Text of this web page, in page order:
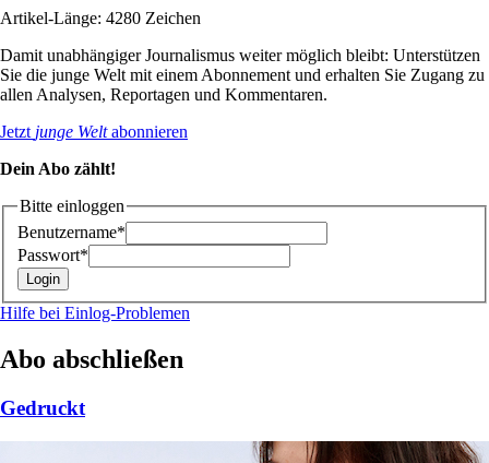
Artikel-Länge: 4280 Zeichen
Damit unabhängiger Journalismus weiter möglich bleibt: Unterstützen
Sie die junge Welt mit einem Abonnement und erhalten Sie Zugang zu
allen Analysen, Reportagen und Kommentaren.
Jetzt junge Weltabonnieren
Dein Abo zählt!
Bitte einloggen
Benutzername*
Passwort*
Hilfe bei Einlog-Problemen
Abo abschließen
Gedruckt